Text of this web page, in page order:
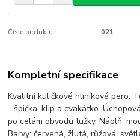
Číslo produktu: 021
Kompletní specifikace
Kvalitní kuličkové hliníkové pero.
- špička, klip a cvakátko.
po celám obvodu tužky. Náplň:
Barvy: červená, žlutá, růžová,